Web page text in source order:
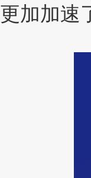
更加加速